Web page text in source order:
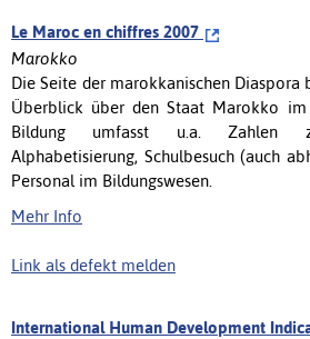
Le Maroc en chiffres 2007
Marokko
Die Seite der marokkanischen Diaspora
Überblick über den Staat Marokko im
Bildung umfasst u.a. Zahlen
Alphabetisierung, Schulbesuch (auch
Personal im Bildungswesen.
Mehr Info
Link als defekt melden
International Human Development